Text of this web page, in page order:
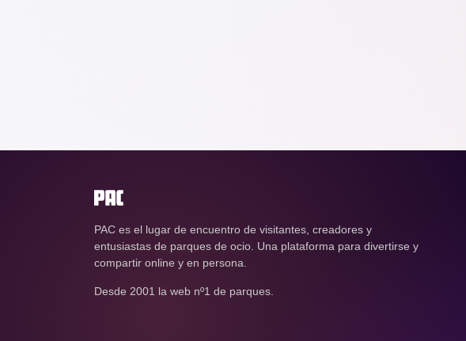
PAC es el lugar de encuentro de visitantes, creadores y
entusiastas de parques de ocio. Una plataforma para divertirse y
compartir online y en persona.
Desde 2001 la web nº1 de parques.